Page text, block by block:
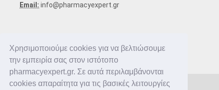
Χρησιμοποιούμε cookies για να βελτιώσουμε
την εμπειρία σας στον ιστότοπο
pharmacyexpert.gr. Σε αυτά περιλαμβάνονται
cookies απαραίτητα για τις βασικές λειτουργίες
Email: info@pharmacyexpert.gr